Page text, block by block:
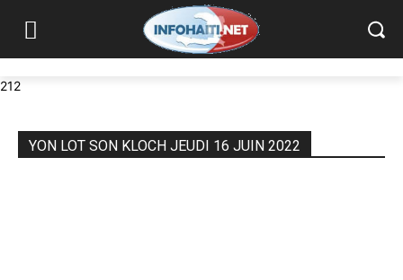
212
YON LOT SON KLOCH JEUDI 16 JUIN 2022